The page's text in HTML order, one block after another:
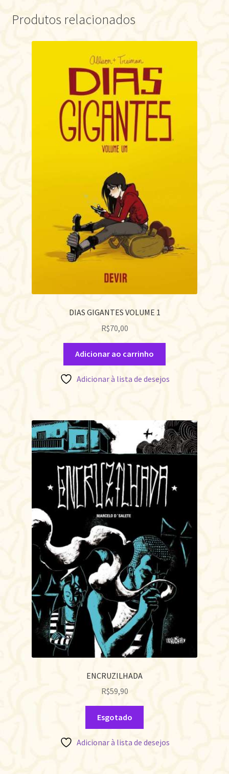
Produtos relacionados
DIAS GIGANTES VOLUME 1
R$70,00
Adicionar ao carrinho
Adicionar à lista de desejos
ENCRUZILHADA
R$59,90
Esgotado
Adicionar à lista de desejos